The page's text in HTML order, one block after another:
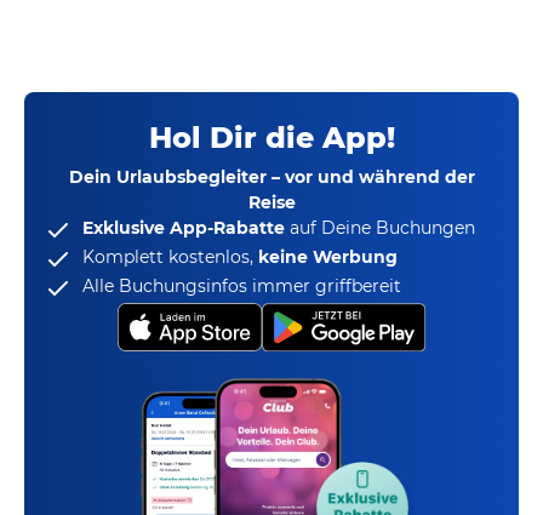
Hol Dir die App!
Dein Urlaubsbegleiter – vor und während der
Reise
Exklusive App-Rabatte auf Deine Buchungen
Komplett kostenlos, keine Werbung
Alle Buchungsinfos immer griffbereit